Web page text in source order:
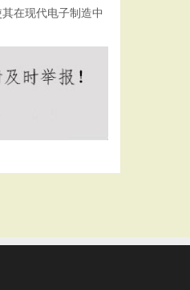
在现代电子制造中